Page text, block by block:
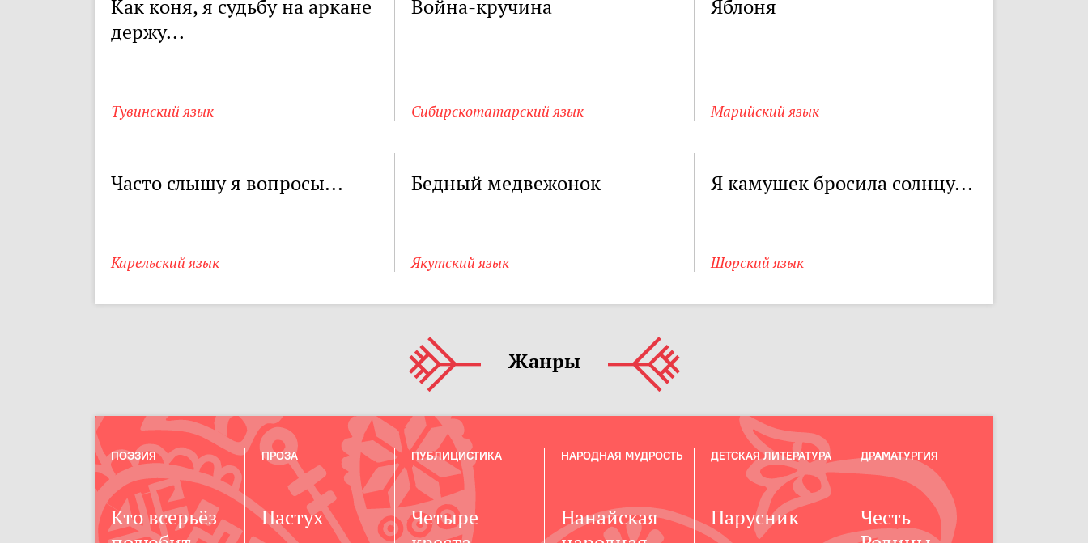
Как коня, я судьбу на аркане
держу...
Тувинский язык
Война-кручина
Сибирскотатарский язык
Яблоня
Марийский язык
Часто слышу я вопросы...
Карельский язык
Бедный медвежонок
Якутский язык
Я камушек бросила солнцу...
Шорский язык
Жанры
Кто всерьёз
ПОЭЗИЯ
Пастух
ПРОЗА
Четыре
ПУБЛИЦИСТИКА
Нанайская
НАРОДНАЯ МУДРОСТЬ
Парусник
ДЕТСКАЯ ЛИТЕРАТУРА
Честь
ДРАМАТУРГИЯ